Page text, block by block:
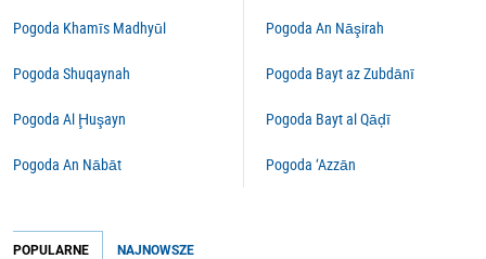
Pogoda Khamīs Madhyūl
Pogoda Shuqaynah
Pogoda Al Ḩuşayn
Pogoda An Nābāt
Pogoda An Nāşirah
Pogoda Bayt az Zubdānī
Pogoda Bayt al Qāḑī
Pogoda ‘Azzān
POPULARNE NAJNOWSZE